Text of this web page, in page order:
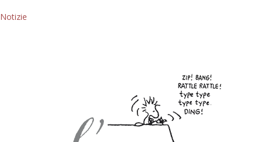
Notizie